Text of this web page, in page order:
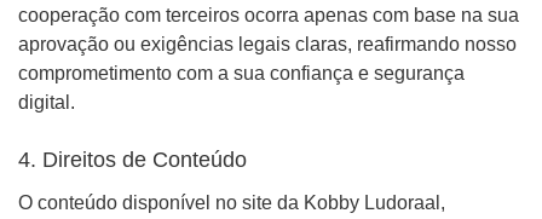
cooperação com terceiros ocorra apenas com base na sua
aprovação ou exigências legais claras, reafirmando nosso
comprometimento com a sua confiança e segurança
digital.
4. Direitos de Conteúdo
O conteúdo disponível no site da Kobby Ludoraal,